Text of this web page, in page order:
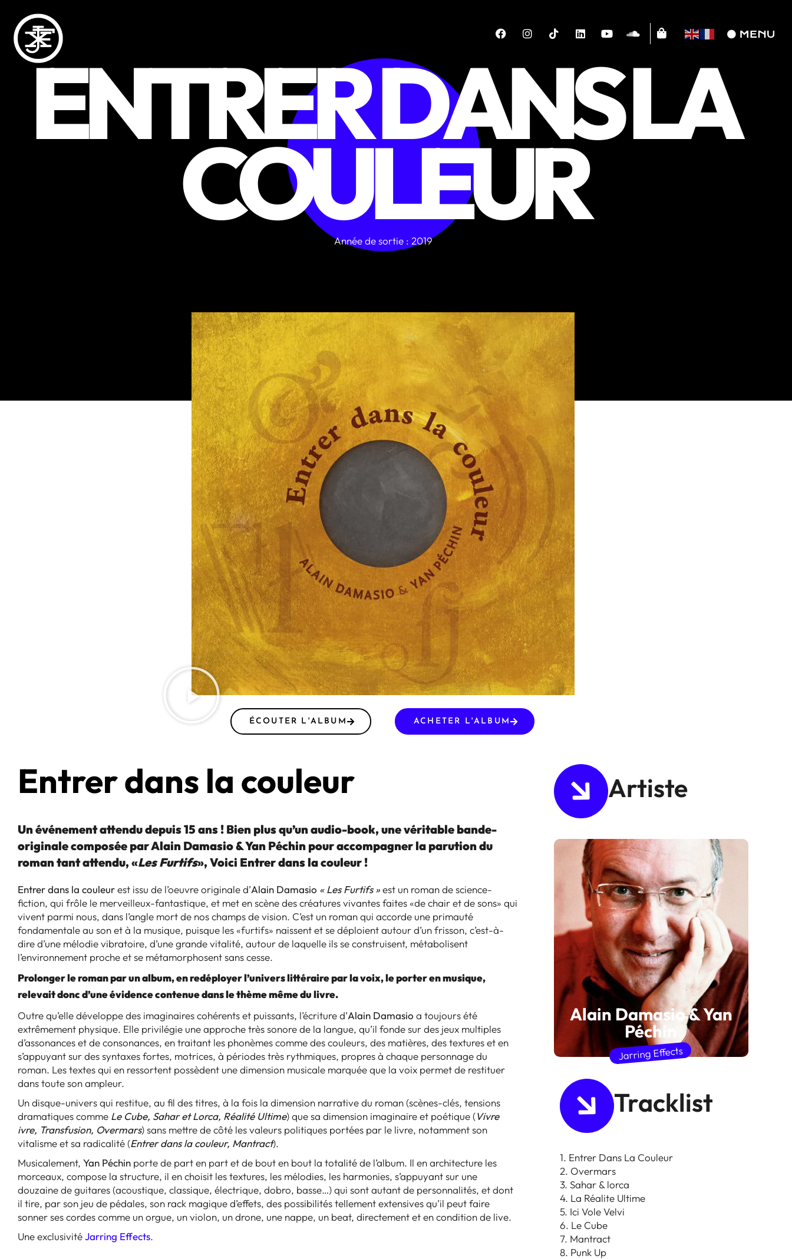
ENTRER DANS LA
COULEUR
Année de sortie : 2019
ÉCOUTER L'ALBUM ACHETER L'ALBUM
Entrer dans la couleur
Un événement attendu depuis 15 ans ! Bien plus qu’un audio-book, une véritable bande-
originale composée par Alain Damasio & Yan Péchin pour accompagner la parution du
roman tant attendu, «Les Furtifs», Voici Entrer dans la couleur !
Entrer dans la couleurest issu de l’oeuvre originale d’Alain Damasio « Les Furtifs »est un roman de science-
fiction, qui frôle le merveilleux-fantastique, et met en scène des créatures vivantes faites «de chair et de sons» qui
vivent parmi nous, dans l’angle mort de nos champs de vision. C’est un roman qui accorde une primauté
fondamentale au son et à la musique, puisque les «furtifs» naissent et se déploient autour d’un frisson, c’est-à-
dire d’une mélodie vibratoire, d’une grande vitalité, autour de laquelle ils se construisent, métabolisent
l’environnement proche et se métamorphosent sans cesse.
Prolonger le roman par un album, en redéployer l’univers littéraire par la voix, le porter en musique,
relevait donc d’une évidence contenue dans le thème même du livre.
Outre qu’elle développe des imaginaires cohérents et puissants, l’écriture d’Alain Damasio a toujours été
extrêmement physique. Elle privilégie une approche très sonore de la langue, qu’il fonde sur des jeux multiples
d’assonances et de consonances, en traitant les phonèmes comme des couleurs, des matières, des textures et en
s’appuyant sur des syntaxes fortes, motrices, à périodes très rythmiques, propres à chaque personnage du
roman. Les textes qui en ressortent possèdent une dimension musicale marquée que la voix permet de restituer
dans toute son ampleur.
Un disque-univers qui restitue, au fil des titres, à la fois la dimension narrative du roman (scènes-clés, tensions
dramatiques comme Le Cube, Sahar et Lorca, Réalité Ultime) que sa dimension imaginaire et poétique (Vivre
ivre, Transfusion, Overmars) sans mettre de côté les valeurs politiques portées par le livre, notamment son
vitalisme et sa radicalité (Entrer dans la couleur, Mantract).
Musicalement, Yan Péchin porte de part en part et de bout en bout la totalité de l’album. Il en architecture les
morceaux, compose la structure, il en choisit les textures, les mélodies, les harmonies, s’appuyant sur une
douzaine de guitares (acoustique, classique, électrique, dobro, basse…) qui sont autant de personnalités, et dont
il tire, par son jeu de pédales, son rack magique d’effets, des possibilités tellement extensives qu’il peut faire
sonner ses cordes comme un orgue, un violon, un drone, une nappe, un beat, directement et en condition de live.
Une exclusivitéJarring Effects.
Artiste
Alain Damasio & Yan
Péchin
Jarring Effects
Tracklist
1. Entrer Dans La Couleur
2. Overmars
3. Sahar & lorca
4. La Réalite Ultime
5. Ici Vole Velvi
6. Le Cube
7. Mantract
8. Punk Up